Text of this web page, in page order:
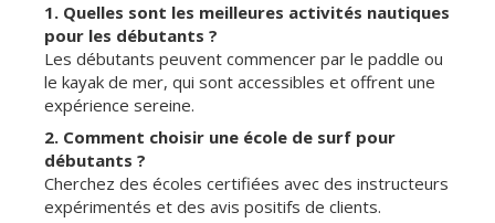
1. Quelles sont les meilleures activités nautiques
pour les débutants ?
Les débutants peuvent commencer par le paddle ou
le kayak de mer, qui sont accessibles et offrent une
expérience sereine.
2. Comment choisir une école de surf pour
débutants ?
Cherchez des écoles certifiées avec des instructeurs
expérimentés et des avis positifs de clients.